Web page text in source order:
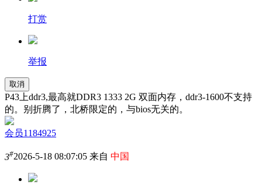
打赏
举报
取消
P43上ddr3,最高就DDR3 1333 2G 双面内存，ddr3-1600不支持
的。别折腾了，北桥限定的，与bios无关的。
会员1184925
3#2026-5-18 08:07:05 来自 中国